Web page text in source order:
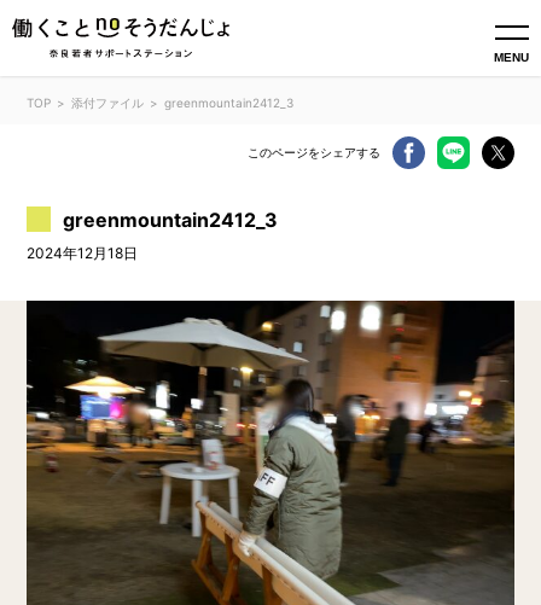
MENU
TOP 添付ファイル greenmountain2412_3
このページをシェアする
greenmountain2412_3
2024年12月18日